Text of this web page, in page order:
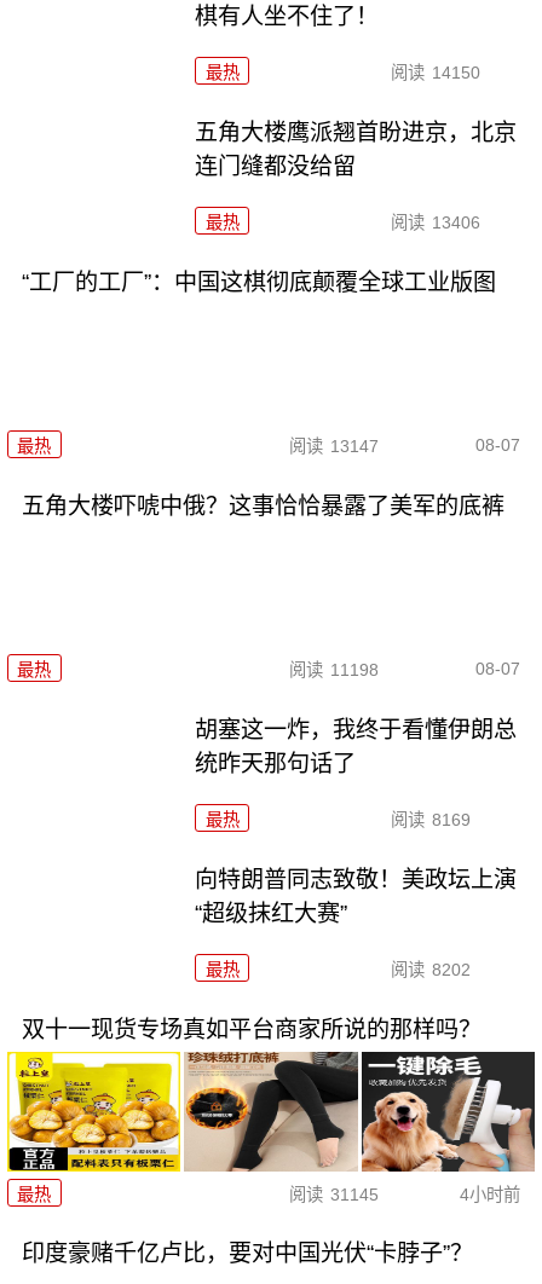
棋有人坐不住了！
最热 阅读 14150
五角大楼鹰派翘首盼进京，北京
连门缝都没给留
最热 阅读 13406
“工厂的工厂”：中国这棋彻底颠覆全球工业版图
最热 阅读 13147 08-07
五角大楼吓唬中俄？这事恰恰暴露了美军的底裤
最热 阅读 11198 08-07
胡塞这一炸，我终于看懂伊朗总
统昨天那句话了
最热 阅读 8169
向特朗普同志致敬！美政坛上演
“超级抹红大赛”
最热 阅读 8202
双十一现货专场真如平台商家所说的那样吗？
最热 阅读 31145 4小时前
印度豪赌千亿卢比，要对中国光伏“卡脖子”？